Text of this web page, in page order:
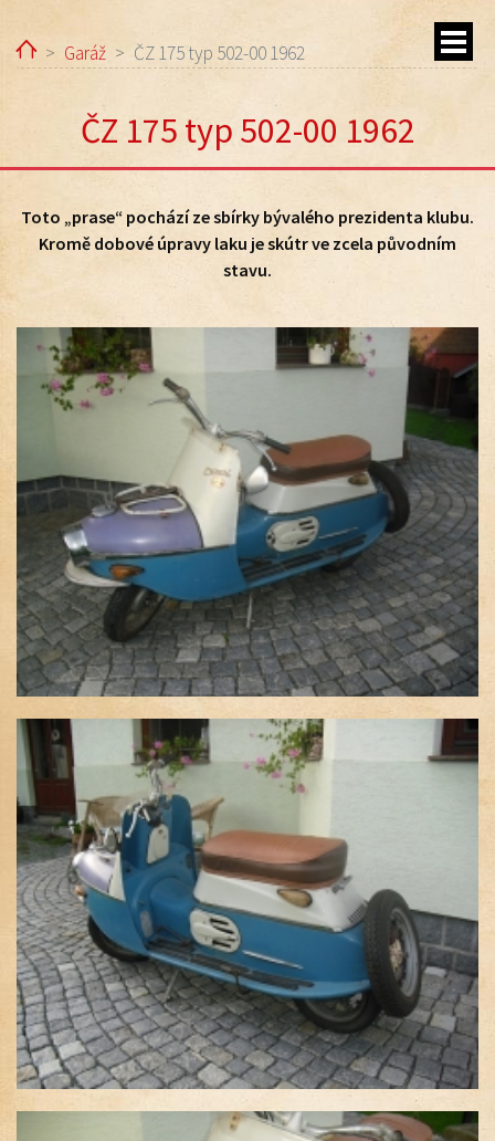
HomeGaráž ČZ 175 typ 502-00 1962
ČZ 175 typ 502-00 1962
Toto „prase“ pochází ze sbírky bývalého prezidenta klubu.
Kromě dobové úpravy laku je skútr ve zcela původním
stavu.